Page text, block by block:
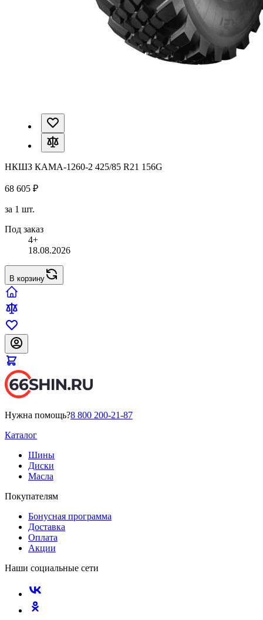
НКШЗ КАМА-1260-2 425/85 R21 156G
68 605 ₽
за 1 шт.
Под заказ
4+
18.08.2026
В корзину
Нужна помощь?8 800 200-21-87
Каталог
Шины
Диски
Масла
Покупателям
Бонусная программа
Доставка
Оплата
Акции
Наши социальные сети